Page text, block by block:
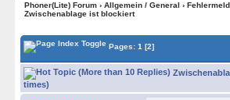
Phoner(Lite) Forum› Allgemein / General ›
Zwischenablage ist blockiert
Pages: 1 [2]
times)